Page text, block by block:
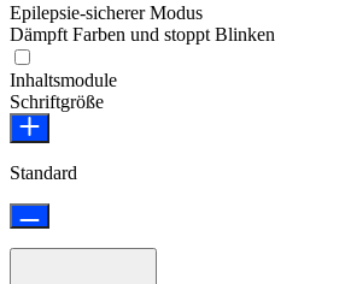
Epilepsie-sicherer Modus
Dämpft Farben und stoppt Blinken
Inhaltsmodule
Schriftgröße
Standard